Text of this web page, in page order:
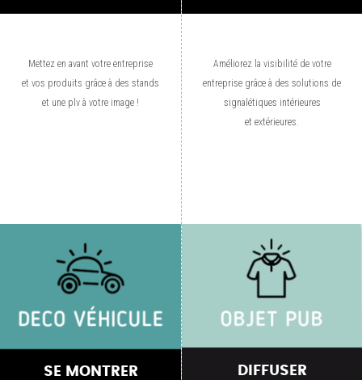
Mettez en avant votre entreprise
et vos produits grâce à des stands
et une plv à votre image !
Améliorez la visibilité de votre
entreprise grâce à des solutions de
signalétiques intérieures
et extérieures.
SE MONTRER DIFFUSER